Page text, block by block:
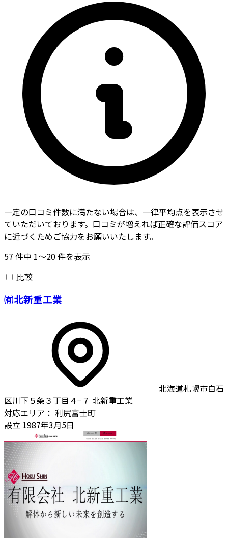
一定の口コミ件数に満たない場合は、一律平均点を表示させ
ていただいております。口コミが増えれば正確な評価スコア
に近づくためご協力をお願いいたします。
57 件中 1〜20件を表示
比較
㈲北新重工業
北海道札幌市白石
区川下５条３丁目４−７ 北新重工業
対応エリア： 利尻富士町
設立 1987年3月5日